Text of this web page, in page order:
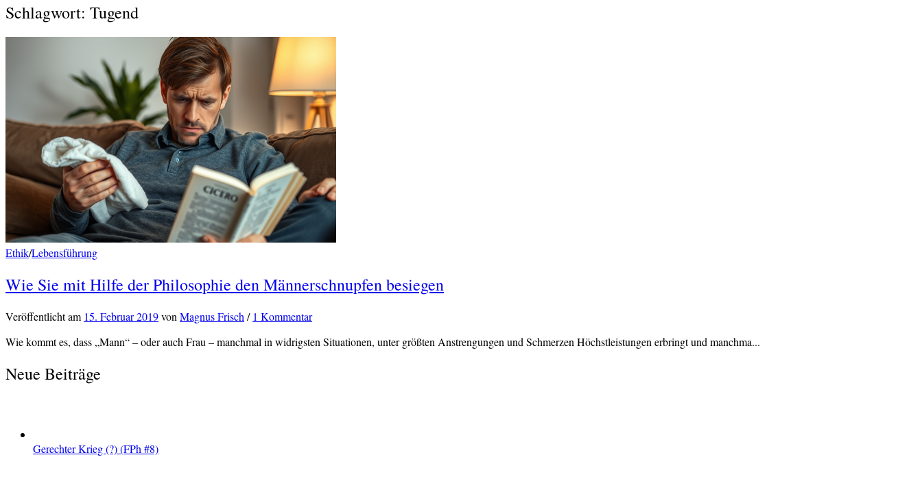
Schlagwort: Tugend
Ethik/Lebensführung
Wie Sie mit Hilfe der Philosophie den Männerschnupfen besiegen
Veröffentlichtam 15. Februar 2019von Magnus Frisch / 1 Kommentar
Wie kommt es, dass „Mann“ – oder auch Frau – manchmal in widrigsten Situationen, unter größten Anstrengungen und Schmerzen Höchstleistungen erbringt und manchma...
Neue Beiträge
Gerechter Krieg (?) (FPh #8)